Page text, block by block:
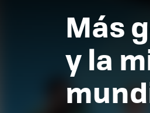
Más
y la